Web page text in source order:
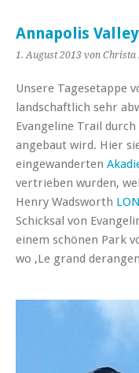
Annapolis
1. August 2013 von Christa
Unsere Tagesetappe
landschaftlich sehr
Evangeline Trail
angebaut wird. Hier
eingewanderten
vertrieben wurden,
Henry Wadsworth
Schicksal von
einem schönen Park
wo ‚Le grand